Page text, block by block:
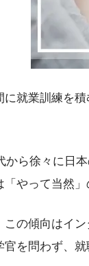
に就業訓練を
から徐々に日
「やって当然」
この傾向はイ
官を問わず、